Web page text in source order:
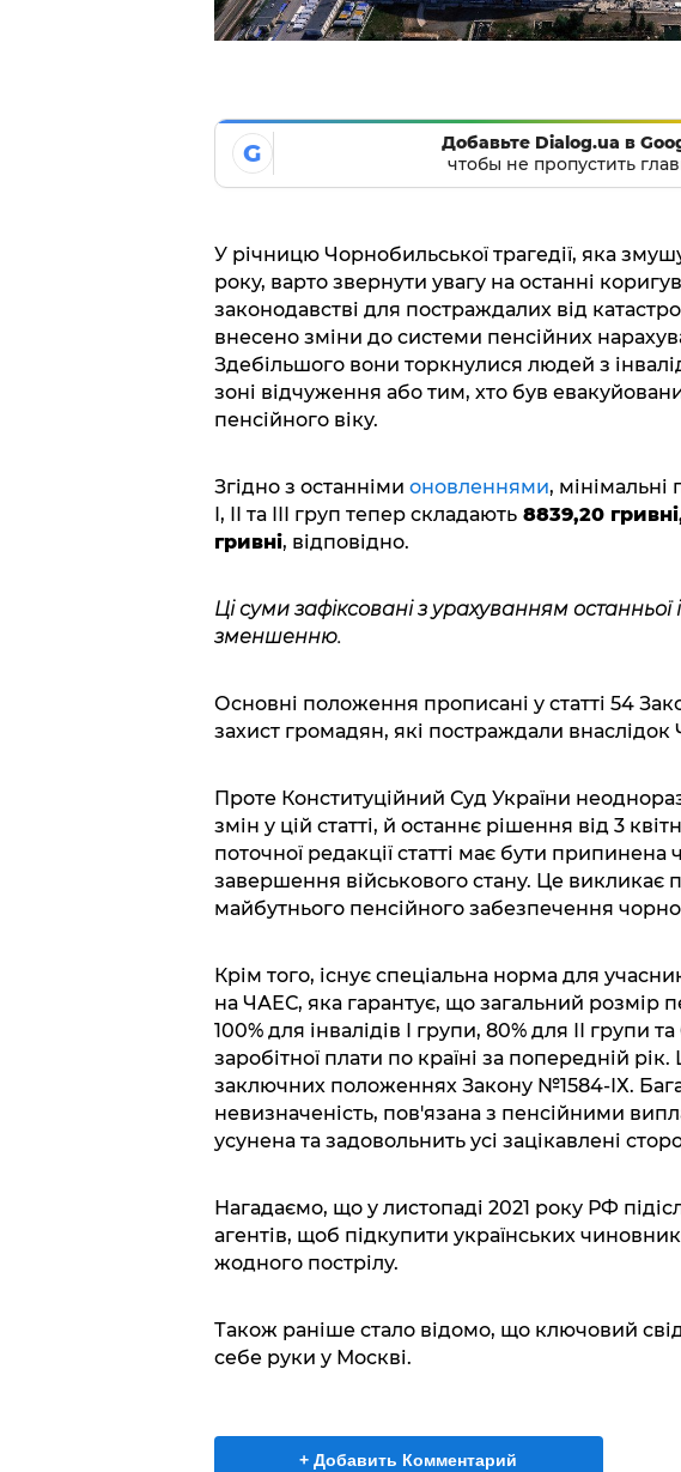
G
Добавьте Dialog.ua в
чтобы не пропустить
У річницю Чорнобильської трагедії, яка
року, варто звернути увагу на останні
законодавстві для постраждалих від
внесено зміни до системи пенсійних
Здебільшого вони торкнулися людей з
зоні відчуження або тим, хто був
пенсійного віку.
Згідно з останніми оновленнями, мінімальні
І, ІІ та ІІІ груп тепер складають8839,20
гривні, відповідно.
Ці суми зафіксовані з урахуванням останньої
зменшенню.
Основні положення прописані у статті 54
захист громадян, які постраждали внаслідок
Проте Конституційний Суд України
змін у цій статті, й останнє рішення від 3
поточної редакції статті має бути припинена
завершення військового стану. Це викликає
майбутнього пенсійного забезпечення
Крім того, існує спеціальна норма для
на ЧАЕС, яка гарантує, що загальний розмір
100% для інвалідів І групи, 80% для ІІ групи
заробітної плати по країні за попередній
заключних положеннях Закону №1584-ІХ.
невизначеність, пов'язана з пенсійними
усунена та задовольнить усі зацікавлені
Нагадаємо, що у листопаді 2021 року РФ
агентів, щоб підкупити українських
жодного пострілу.
Також раніше стало відомо, що ключовий
себе руки у Москві.
+ Добавить Комментарий